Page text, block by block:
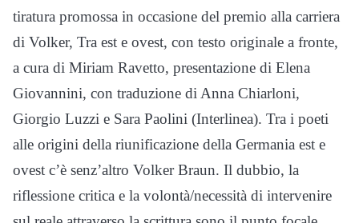
tiratura promossa in occasione del premio alla carriera
di Volker, Tra est e ovest, con testo originale a fronte,
a cura di Miriam Ravetto, presentazione di Elena
Giovannini, con traduzione di Anna Chiarloni,
Giorgio Luzzi e Sara Paolini (Interlinea). Tra i poeti
alle origini della riunificazione della Germania est e
ovest c’è senz’altro Volker Braun. Il dubbio, la
riflessione critica e la volontà/necessità di intervenire